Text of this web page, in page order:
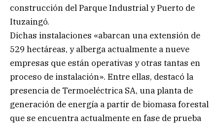
construcción del Parque Industrial y Puerto de
Ituzaingó.
Dichas instalaciones «abarcan una extensión de
529 hectáreas, y alberga actualmente a nueve
empresas que están operativas y otras tantas en
proceso de instalación». Entre ellas, destacó la
presencia de Termoeléctrica SA, una planta de
generación de energía a partir de biomasa forestal
que se encuentra actualmente en fase de prueba